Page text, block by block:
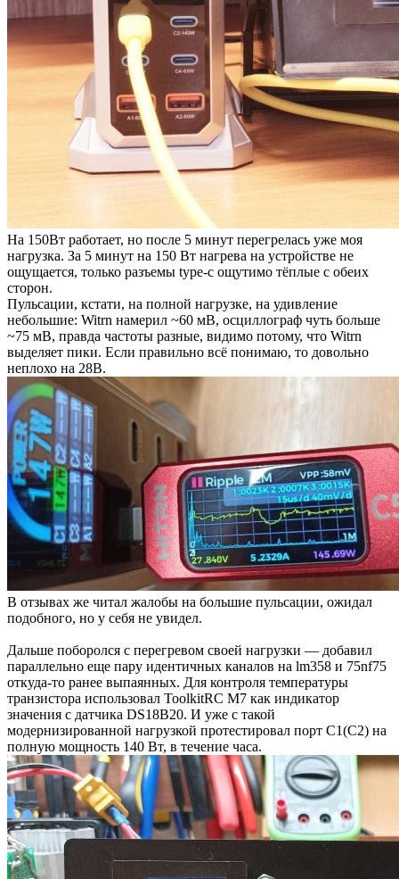
На 150Вт работает, но после 5 минут перегрелась уже моя
нагрузка. За 5 минут на 150 Вт нагрева на устройстве не
ощущается, только разъемы type-c ощутимо тёплые с обеих
сторон.
Пульсации, кстати, на полной нагрузке, на удивление
небольшие: Witrn намерил ~60 мВ, осциллограф чуть больше
~75 мВ, правда частоты разные, видимо потому, что Witrn
выделяет пики. Если правильно всё понимаю, то довольно
неплохо на 28В.
В отзывах же читал жалобы на большие пульсации, ожидал
подобного, но у себя не увидел.
Дальше поборолся с перегревом своей нагрузки — добавил
параллельно еще пару идентичных каналов на lm358 и 75nf75
откуда-то ранее выпаянных. Для контроля температуры
транзистора использовал ToolkitRC М7 как индикатор
значения с датчика DS18B20. И уже с такой
модернизированной нагрузкой протестировал порт C1(C2) на
полную мощность 140 Вт, в течение часа.